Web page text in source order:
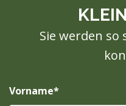
Sie werden so
Vorname*